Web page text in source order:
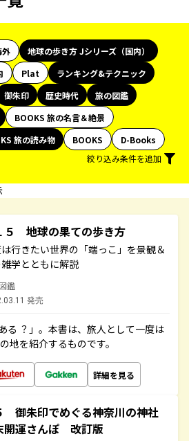
外
地球の歩き方 Jシリーズ（国内）
Plat
ランキング&テクニック
御朱印 歴史時代
旅の図鑑
BOOKS 旅の名言＆絶景
旅の読み物 BOOKS
D-Books
絞り込み条件を追加
５ 地球の果ての歩き方
行きたい世界の「端っこ」を景観＆
学とともに解説
鑑
発売
る ？」。本書は、旅人として一度は
地を紹介するものです。
詳細を見る
御朱印でめぐる神奈川の神社
開運さんぽ 改訂版